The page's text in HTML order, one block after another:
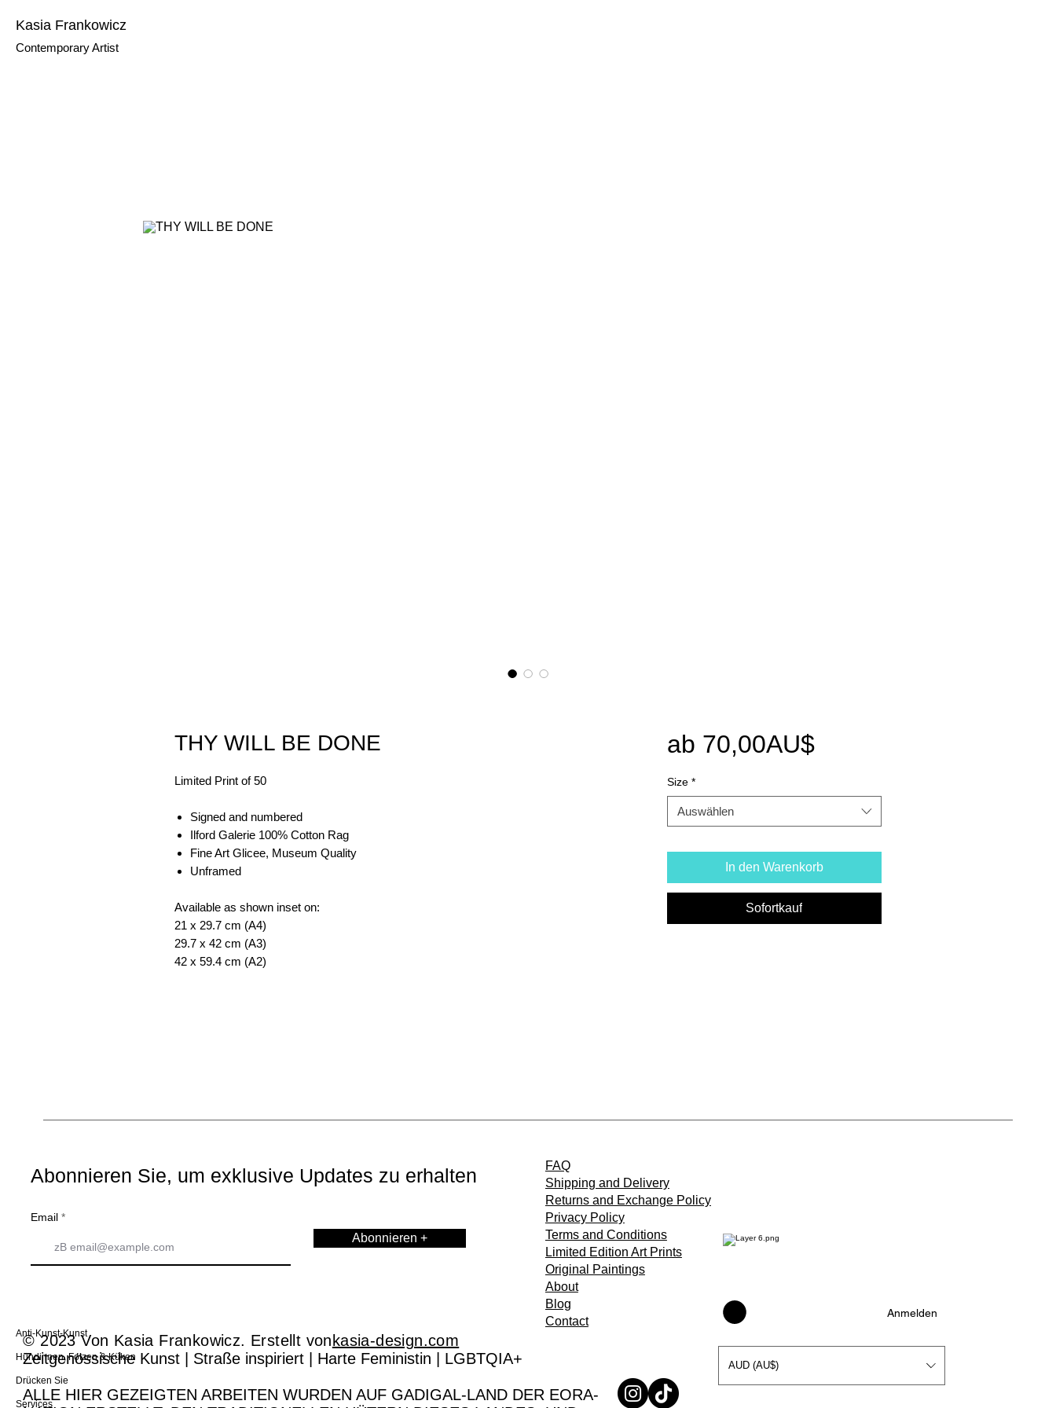
Kasia Frankowicz
Contemporary Artist
THY WILL BE DONE
Limited Print of 50
Signed and numbered
Ilford Galerie 100% Cotton Rag
Fine Art Glicee, Museum Quality
Unframed
Available as shown inset on:
21 x 29.7 cm (A4)
29.7 x 42 cm (A3)
42 x 59.4 cm (A2)
ab 70,00AU$Sale-
Size *
Auswählen
In den Warenkorb
Sofortkauf
Anti-Kunst-Kunst
Hündinnen, Fotzen & Küken
Drücken Sie
Services
Abonnieren Sie, um exklusive Updates zu erhalten
Email
Abonnieren +
© 2023 Von Kasia Frankowicz. Erstellt von kasia-design.com
Zeitgenössische Kunst | Straße inspiriert | Harte Feministin | LGBTQIA+
ALLE HIER GEZEIGTEN ARBEITEN WURDEN AUF GADIGAL-LAND DER EORA-
FAQ
Shipping and Delivery
Returns and Exchange Policy
Privacy Policy
Terms and Conditions
Limited Edition Art Prints
Original Paintings
About
Blog
Contact
AUD (AU$)
Anmelden